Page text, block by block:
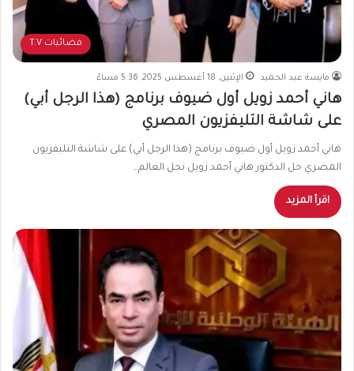
فضائيات T.V
مايسة عبد الحميد الإثنين, 18 أغسطس 2025, 5:36 مساءً
هاني أحمد زويل أول ضيوف برنامج (هذا الرجل أبي)
على شاشة التليفزيون المصري
هاني أحمد زويل أول ضيوف برنامج (هذا الرجل أبي) على شاشة التليفزيون
المصري حل الدكتور هاني أحمد زويل نجل العالم…
اقرأ المزيد